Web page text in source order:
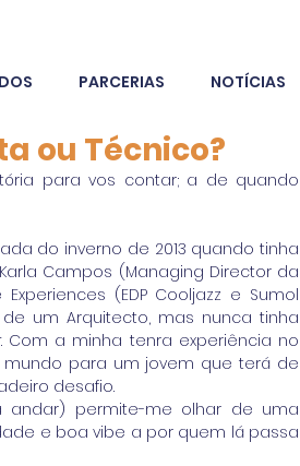
PARCERIAS NOTÍCIAS
ou Técnico?
para vos contar; a de quando
do inverno de 2013 quando tinha
Campos (Managing Director da
(EDP Cooljazz e Sumol
um Arquitecto, mas nunca tinha
. Com a minha tenra experiência no
para um jovem que terá de
desafio.
permite-me olhar de uma
e boa vibe a por quem lá passa